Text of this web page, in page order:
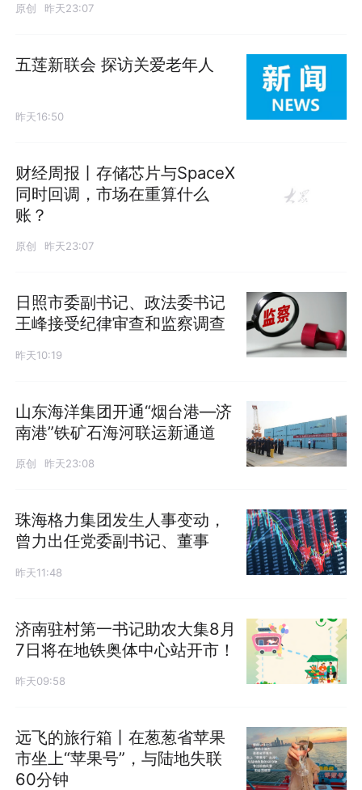
原创 昨天23:07
五莲新联会 探访关爱老年人
昨天16:50
财经周报丨存储芯片与SpaceX
同时回调，市场在重算什么
账？
原创 昨天23:07
日照市委副书记、政法委书记
王峰接受纪律审查和监察调查
昨天10:19
山东海洋集团开通“烟台港—济
南港”铁矿石海河联运新通道
原创 昨天23:08
珠海格力集团发生人事变动，
曾力出任党委副书记、董事
昨天11:48
济南驻村第一书记助农大集8月
7日将在地铁奥体中心站开市！
昨天09:58
远飞的旅行箱丨在葱葱省苹果
市坐上“苹果号”，与陆地失联
60分钟